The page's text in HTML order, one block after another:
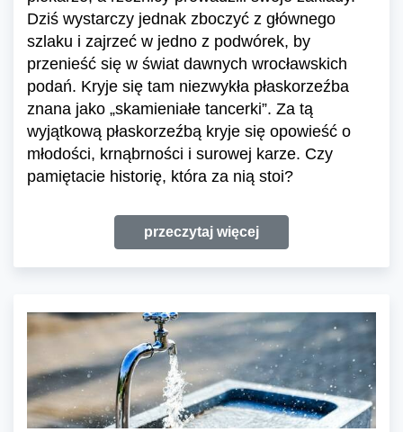
Dziś wystarczy jednak zboczyć z głównego
szlaku i zajrzeć w jedno z podwórek, by
przenieść się w świat dawnych wrocławskich
podań. Kryje się tam niezwykła płaskorzeźba
znana jako „skamieniałe tancerki”. Za tą
wyjątkową płaskorzeźbą kryje się opowieść o
młodości, krnąbrności i surowej karze. Czy
pamiętacie historię, która za nią stoi?
przeczytaj więcej